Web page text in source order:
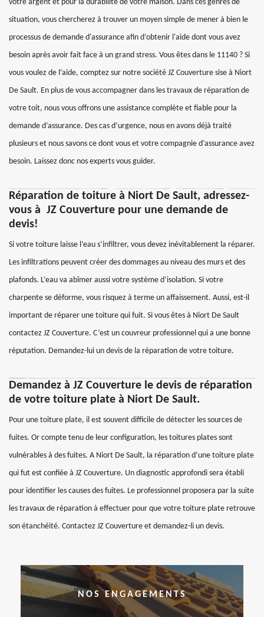
votre argent et pour la durabilité de votre maison. Dans ces genres de
situation, vous chercherez à trouver un moyen simple de mener à bien le
processus de demande d'assurance afin d’obtenir l'aide dont vous avez
besoin après avoir fait face à un grand stress. Vous êtes dans le 11140 ? Si
vous voulez de l’aide, comptez sur notre société JZ Couverture sise à Niort
De Sault. En plus de vous accompagner dans les travaux de réparation de
votre toit, nous vous offrons une assistance complète et fiable pour la
demande d’assurance. Des cas d’urgence, nous en avons déjà traité
plusieurs et nous savons ce dont vous et votre compagnie d’assurance avez
besoin. Laissez donc nos experts vous guider.
Réparation de toiture à Niort De Sault, adressez-
vous à JZ Couverture pour une demande de
devis!
Si votre toiture laisse l’eau s’infiltrer, vous devez inévitablement la réparer.
Les infiltrations peuvent créer des dommages au niveau des murs et des
plafonds. L’eau va abîmer aussi votre système d’isolation. Si votre
charpente se déforme, vous risquez à terme un affaissement. Aussi, est-il
important de réparer une toiture qui fuit. Si vous êtes à Niort De Sault
contactez JZ Couverture. C’est un couvreur professionnel qui a une bonne
réputation. Demandez-lui un devis de la réparation de votre toiture.
Demandez à JZ Couverture le devis de réparation
de votre toiture plate à Niort De Sault.
Pour une toiture plate, il est souvent difficile de détecter les sources de
fuites. Or compte tenu de leur configuration, les toitures plates sont
vulnérables à des fuites. A Niort De Sault, la réparation d’une toiture plate
qui fut est confiée à JZ Couverture. Un diagnostic approfondi sera établi
pour identifier les causes des fuites. Le professionnel proposera par la suite
les travaux de réparation à effectuer pour que votre toiture plate retrouve
son étanchéité. Contactez JZ Couverture et demandez-li un devis.
NOS ENGAGEMENTS